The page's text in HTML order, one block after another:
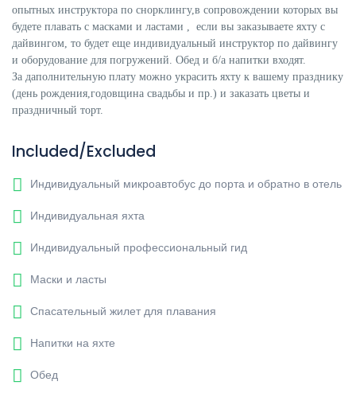
опытных инструктора по снорклингу,в сопровождении которых вы
будете плавать с масками и ластами , если вы заказываете яхту с
дайвингом, то будет еще индивидуальный инструктор по дайвингу
и оборудование для погружений. Обед и б/а напитки входят.
За даполнительную плату можно украсить яхту к вашему празднику
(день рождения,годовщина свадьбы и пр.) и заказать цветы и
праздничный торт.
Included/Excluded
Индивидуальный микроавтобус до порта и обратно в отель
Индивидуальная яхта
Индивидуальный профессиональный гид
Маски и ласты
Спасательный жилет для плавания
Напитки на яхте
Обед